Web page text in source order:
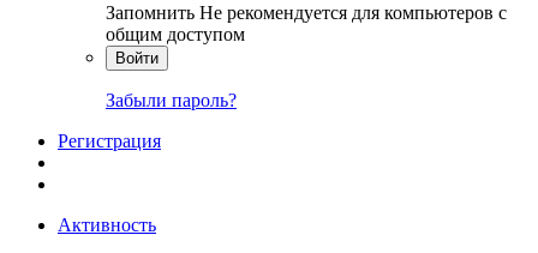
Запомнить Не рекомендуется для компьютеров с
общим доступом
Войти
Забыли пароль?
Регистрация
Активность